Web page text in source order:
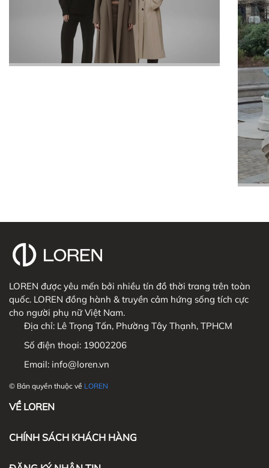
LOREN được yêu mến bởi nhiều tín đồ thời trang trên toàn
quốc. LOREN đồng hành & truyền cảm hứng sống tích cực
cho người phụ nữ Việt Nam.
Địa chỉ: Lê Trọng Tấn, Phường Tây Thạnh, TPHCM
Số điện thoại: 19002206
Email: info@loren.vn
© Bản quyền thuộc về LOREN
VỀ LOREN
CHÍNH SÁCH KHÁCH HÀNG